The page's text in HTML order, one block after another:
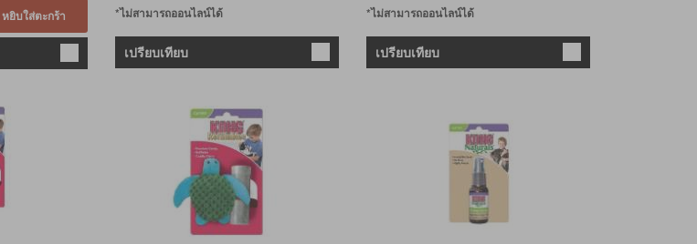
หยิบใส่ตะกร้า
*ไม่สามารถออนไลน์ได้
เปรียบเทียบ
*ไม่สามารถออนไลน์ได้
เปรียบเทียบ